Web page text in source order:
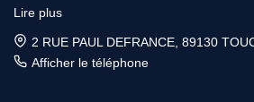
Lire plus
2 RUE PAUL DEFRANCE, 89130
Afficher le téléphone